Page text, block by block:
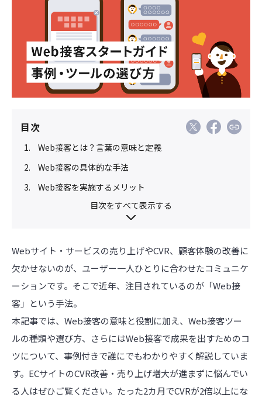
資料ダウンロード 料金・お問合せ
目次
Web接客とは？言葉の意味と定義
Web接客の具体的な手法
Web接客を実施するメリット
目次をすべて表示する
Webサイト・サービスの売り上げやCVR、顧客体験の改善に
欠かせないのが、ユーザー一人ひとりに合わせたコミュニケ
ーションです。そこで近年、注目されているのが「Web接
客」という手法。
本記事では、Web接客の意味と役割に加え、Web接客ツー
ルの種類や選び方、さらにはWeb接客で成果を出すためのコ
ツについて、事例付きで誰にでもわかりやすく解説していま
す。ECサイトのCVR改善・売り上げ増大が進まずに悩んでい
る人はぜひご覧ください。たった2カ月でCVRが2倍以上にな